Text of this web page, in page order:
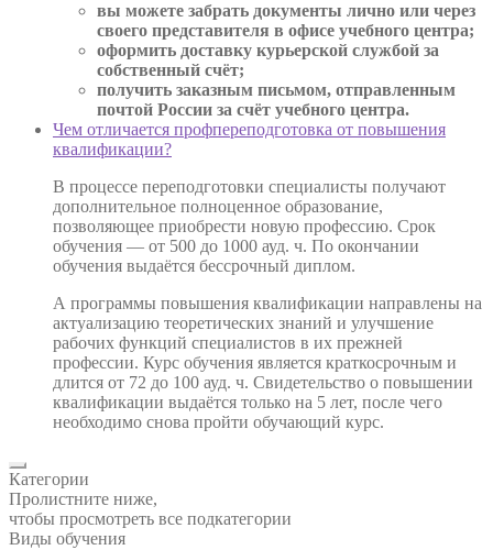
вы можете забрать документы лично или через
своего представителя в офисе учебного центра;
оформить доставку курьерской службой за
собственный счёт;
получить заказным письмом, отправленным
почтой России за счёт учебного центра.
Чем отличается профпереподготовка от повышения
квалификации?
В процессе переподготовки специалисты получают
дополнительное полноценное образование,
позволяющее приобрести новую профессию. Срок
обучения — от 500 до 1000 ауд. ч. По окончании
обучения выдаётся бессрочный диплом.
А программы повышения квалификации направлены на
актуализацию теоретических знаний и улучшение
рабочих функций специалистов в их прежней
профессии. Курс обучения является краткосрочным и
длится от 72 до 100 ауд. ч. Свидетельство о повышении
квалификации выдаётся только на 5 лет, после чего
необходимо снова пройти обучающий курс.
Категории
Пролистните ниже,
чтобы просмотреть все подкатегории
Виды обучения